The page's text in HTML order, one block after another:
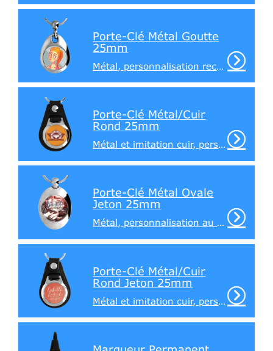
Porte-Clé Métal Goutte
25mm
Métal, personnalisation recto / verso
Porte-Clé Métal/Cuir
Rond 25mm
Métal et imitation cuir, personnalisation sur 1 face
Porte-Clé Métal Ovale
Jeton 25mm
Métal, personnalisation au recto, jeton au verso
Porte-Clé Métal/Cuir
Rond Jeton 25mm
Métal et imitation cuir, personnalisation au recto, jeton au verso